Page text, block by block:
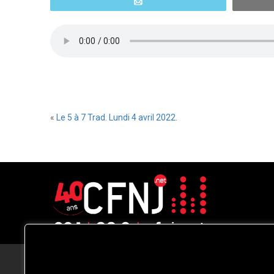
« Le 5 à 7 Trad. Lundi 4 avril 2022.